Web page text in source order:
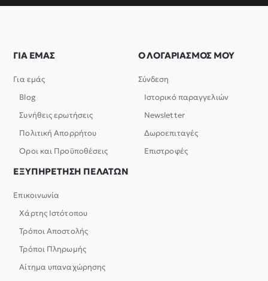
ΓΙΑ ΕΜΑΣ
Για εμάς
Blog
Συνήθεις ερωτήσεις
Πολιτική Απορρήτου
Όροι και Προϋποθέσεις
Ο ΛΟΓΑΡΙΑΣΜΟΣ ΜΟΥ
Σύνδεση
Ιστορικό παραγγελιών
Newsletter
Δωροεπιταγές
Επιστροφές
ΕΞΥΠΗΡΕΤΗΣΗ ΠΕΛΑΤΩΝ
Επικοινωνία
Χάρτης Ιστότοπου
Τρόποι Αποστολής
Τρόποι Πληρωμής
Αίτημα υπαναχώρησης